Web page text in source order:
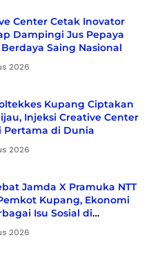
Center Cetak Inovator
Dampingi Jus Pepaya
Saing Nasional
2026
Kupang Ciptakan
Injeksi Creative Center
Pertama di Dunia
2026
Jamda X Pramuka NTT
Kupang, Ekonomi
Isu Sosial di
2026